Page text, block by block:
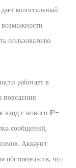
колоссальный
пользователю
работает в
поведения
вход с нового IP-
сообщений,
Аккаунт
что